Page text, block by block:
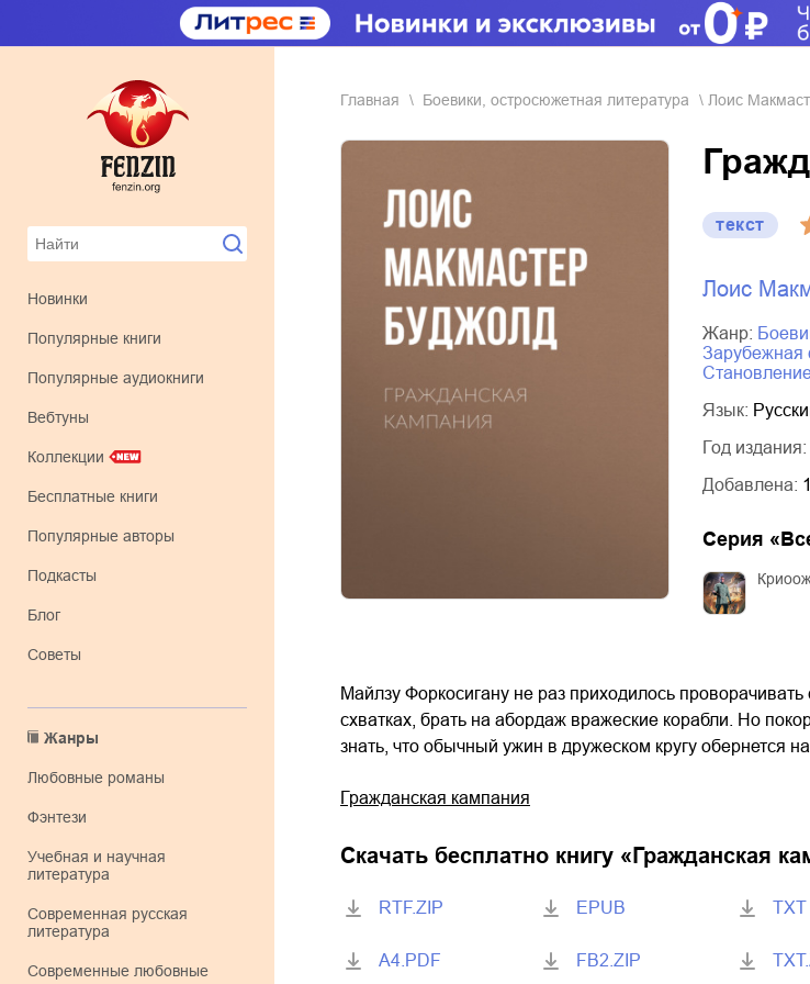
Новинки
Популярные книги
Популярные аудиокниги
Вебтуны
Коллекции
Бесплатные книги
Популярные авторы
Подкасты
Блог
Советы
Жанры
любовные романы
фэнтези
учебная и научная
литература
современная русская
литература
современные любовные
Главная боевики, остросюжетная литература Лоис
текст
Лоис
Жанр:
Язык:
Год издания:
Добавлена:
Серия «
Майлзу Форкосигану не раз приходилось
схватках, брать на абордаж вражеские корабли. Но
знать, что обычный ужин в дружеском кругу обернется
Гражданская кампания
Скачать бесплатно книгу « Гражданская
RTF.ZIP
A4.PDF
EPUB
FB2.ZIP
TXT